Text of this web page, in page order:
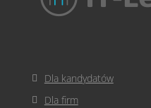
Dla kandydatów
Dla firm